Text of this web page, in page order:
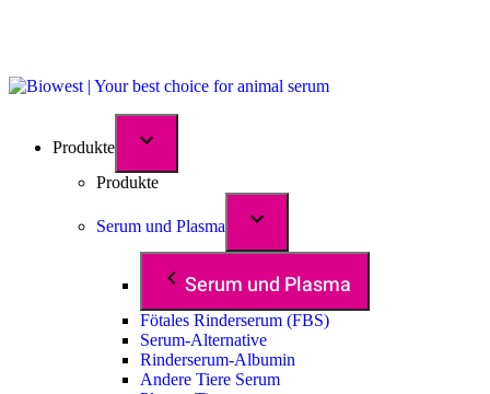
Produkte
Produkte
Serum und Plasma
Serum und Plasma
Fötales Rinderserum (FBS)
Serum-Alternative
Rinderserum-Albumin
Andere Tiere Serum